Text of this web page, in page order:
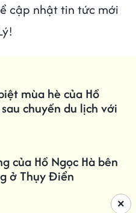
cập nhật tin tức mới
mùa hè của Hồ
chuyến du lịch với
của Hồ Ngọc Hà bên
ở Thụy Điển
×